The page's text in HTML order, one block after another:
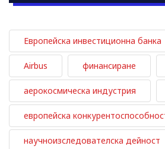
Европейска инвестиционна банка
Airbus финансиране
аерокосмическа индустрия
европейска
научноизследователска дейност